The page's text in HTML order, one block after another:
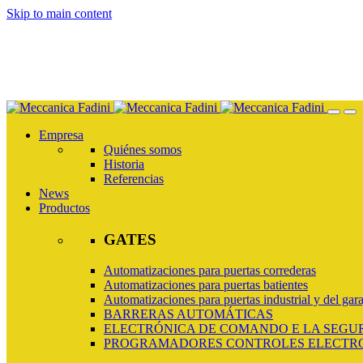
Skip to main content
Empresa
Quiénes somos
Historia
Referencias
News
Productos
GATES
Automatizaciones para puertas correderas
Automatizaciones para puertas batientes
Automatizaciones para puertas industrial y del
BARRERAS AUTOMÁTICAS
ELECTRÓNICA DE COMANDO E LA
PROGRAMADORES CONTROLES